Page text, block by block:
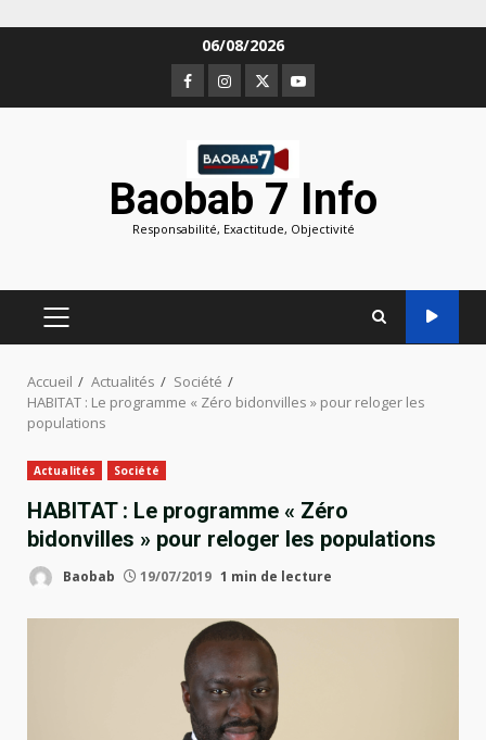
06/08/2026
Facebook
Instagram
TwitterYoutube
Baobab 7 Info
Responsabilité, Exactitude, Objectivité
MENU
PRINCIPAL
Accueil Actualités
Société
HABITAT : Le programme « Zéro bidonvilles » pour reloger les
populations
Actualités Société
HABITAT : Le programme « Zéro
bidonvilles » pour reloger les populations
Baobab 19/07/2019 1 min de lecture